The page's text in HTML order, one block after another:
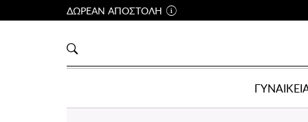
ΔΩΡΕΑΝ ΑΠΟΣΤΟΛΗ